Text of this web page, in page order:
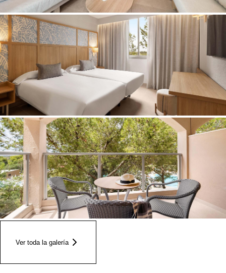
Ver toda la galería